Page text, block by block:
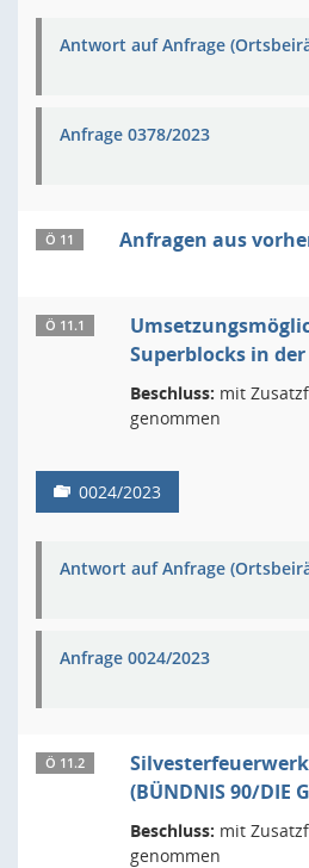
Antwort auf Anfrage
Anfrage 0378/2023
Ö 11 Anfragen aus
Ö 11.1
Superblocks in
Beschluss: mit
genommen
0024/2023
Antwort auf Anfrage
Anfrage 0024/2023
Ö 11.2
(BÜNDNIS 90/DIE
Beschluss: mit
genommen